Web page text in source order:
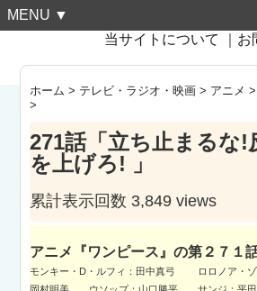
MENU ▼
当サイトについて
お
ホーム > テレビ・ラジオ・映画 > アニメ >
>
271話「立ち止まるな!
を上げろ! 」
累計表示回数 3,849 views
アニメ『ワンピース』の第２７１
モンキー・D・ルフィ：田中真弓 ロロノア・
岡村明美 ウソップ：山口勝平 サンジ：平